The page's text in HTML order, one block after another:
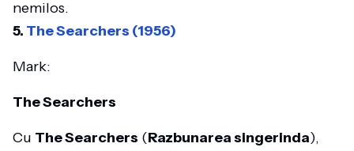
nemilos.
5. The Searchers (1956)
Mark:
The Searchers
Cu The Searchers (Razbunarea singerinda),